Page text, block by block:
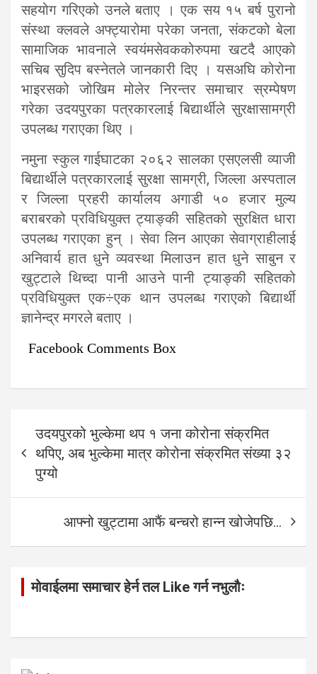
सहयोग गरिएको उनले बताए । एक सय १५ बर्ष पुरानो
संस्था क्लवले अफ्ट्यारोमा परेका जनता, संकटको बेला
सामाजिक भावनाले स्वयंमसेवककोरुपमा खटदै आएको
सचिब सुदिप बस्नेतले जानकारी दिए । यसअघि कोरोना
भाइरसको जोखिम मोलेर निरन्तर समाचार स्रम्पेषण
गरेका उदयपुरका पत्रकारलाई बिद्यार्थीले सुरक्षासामग्री
उपलब्ध गराएका थिए ।
नमुना स्कुल गाईघाटका २०६२ सालका एसएलसी व्याजी
बिद्यार्थीले पत्रकारलाई सुरक्षा सामग्री, जिल्ला अस्पताल
र जिल्ला प्रहरी कार्यालय अगाडी ५० हजार मुल्य
बराबरको प्रविधियुक्त ट्याङ्की सहितको सुरक्षित धारा
उपलब्ध गराएका हुन् । सेवा लिन आएका सेवाग्राहीलाई
अनिवार्य हात धुने व्यवस्था मिलाउन हात धुने साबुन र
खुट्टाले थिच्दा पानी आउने पानी ट्याङ्की सहितको
प्रविधियुक्त एक÷एक थान उपलब्ध गराएको बिद्यार्थी
ज्ञानेन्द्र मगरले बताए ।
Facebook Comments Box
navigation
उदयपुरको भुल्केमा थप १ जना कोरोना संक्रमित
थपिए, अब भुल्केमा मात्र कोरोना संक्रमित संख्या ३२
पुग्यो
आफ्नो खुट्टामा आफैं बन्चरो हान्न खोजेपछि…
मोवाईलमा समाचार हेर्न तल Like गर्न नभुलौः